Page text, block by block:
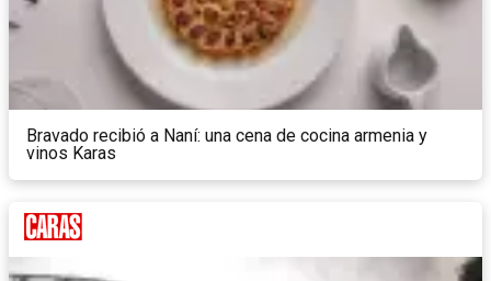
Bravado recibió a Naní: una cena de cocina armenia y
vinos Karas